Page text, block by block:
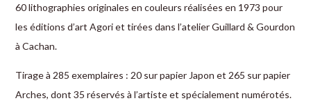
60 lithographies originales en couleurs réalisées en 1973 pour
les ­éditions d’art Agori et tirées dans l’atelier Guillard & Gourdon
à Cachan.
Tirage à 285 exemplaires : 20 sur papier ­Japon et 265 sur papier
Arches, dont 35 réservés à l’artiste et ­spécialement numérotés.